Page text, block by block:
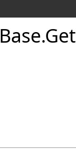
Base.Get